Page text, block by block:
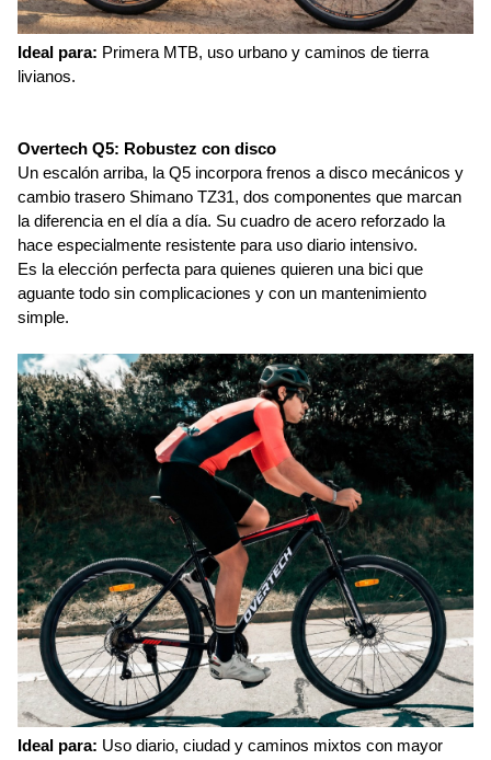
Ideal para: Primera MTB, uso urbano y caminos de tierra
livianos.
Overtech Q5: Robustez con disco
Un escalón arriba, la Q5 incorpora frenos a disco mecánicos y
cambio trasero Shimano TZ31, dos componentes que marcan
la diferencia en el día a día. Su cuadro de acero reforzado la
hace especialmente resistente para uso diario intensivo.
Es la elección perfecta para quienes quieren una bici que
aguante todo sin complicaciones y con un mantenimiento
simple.
Ideal para: Uso diario, ciudad y caminos mixtos con mayor